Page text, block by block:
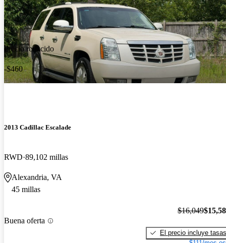
Precio reducido
-$460
2013 Cadillac Escalade
RWD 89,102 millas
Alexandria, VA
45 millas
Buena oferta
$16,049
El precio incluye tasas